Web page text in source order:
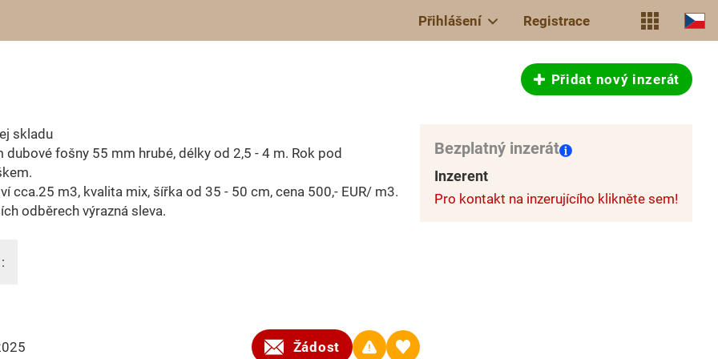
Přihlášení Registrace
Přidat nový inzerát
skladu
dubové fošny 55 mm hrubé, délky od 2,5 - 4 m. Rok pod
cca.25 m3, kvalita mix, šířka od 35 - 50 cm, cena 500,- EUR/ m3.
odběrech výrazná sleva.
Žádost
Bezplatný inzerát
Inzerent
Pro kontakt na inzerujícího klikněte sem!